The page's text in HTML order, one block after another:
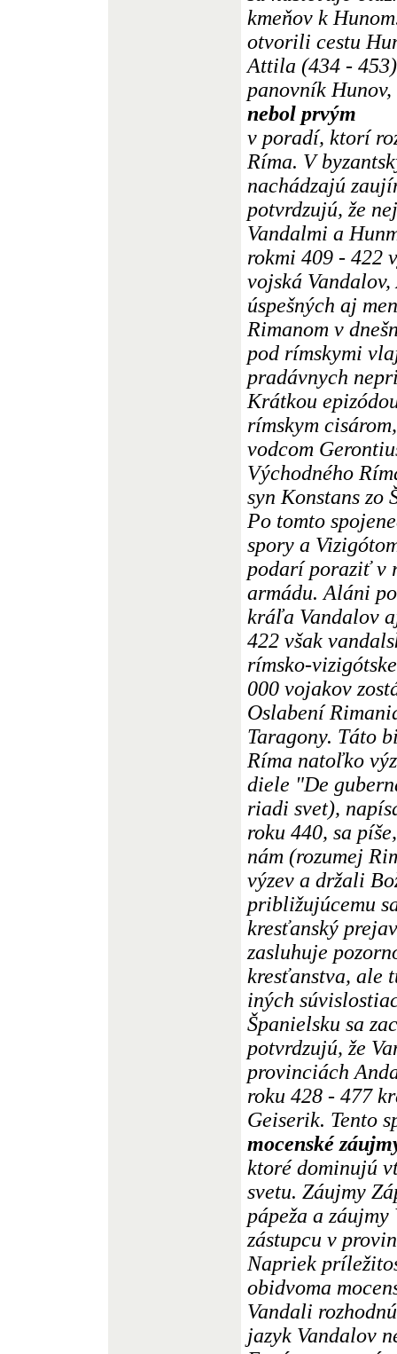
kmeňov k
otvorili cestu
Attila (434 -
panovník
nebol prvým
v poradí, ktorí
Ríma. V
nachádzajú
potvrdzujú, že
Vandalmi a
rokmi 409 - 422
vojská
úspešných aj
Rimanom v
pod rímskymi
pradávnych
Krátkou
rímskym
vodcom
Východného
syn Konstans zo
Po tomto
spory a
podarí poraziť v
armádu. Aláni
kráľa Vandalov
422 však
rímsko-
000 vojakov
Oslabení
Taragony. Táto
Ríma natoľko
diele "De
riadi svet),
roku 440, sa
nám (rozumej
výzev a držali
približujúcemu
kresťanský
zasluhuje
kresťanstva, ale
iných
Španielsku sa
potvrdzujú, že
provinciách
roku 428 - 477
Geiserik. Tento
mocenské
ktoré dominujú
svetu. Záujmy
pápeža a
zástupcu v
Napriek
obidvoma
Vandali
jazyk Vandalov